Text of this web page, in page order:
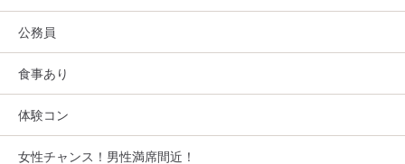
公務員
食事あり
体験コン
女性チャンス！男性満席間近！